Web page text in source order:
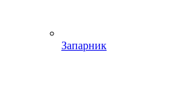
Запарник